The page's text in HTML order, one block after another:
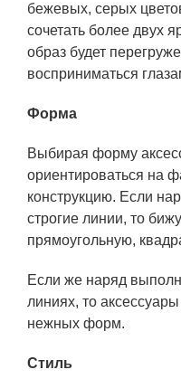
бежевых, серых
сочетать более двух
образ будет
восприниматься
Форма
Выбирая форму
ориентироваться на
конструкцию. Если
строгие линии, то
прямоугольную,
Если же наряд
линиях, то
нежных форм.
Стиль